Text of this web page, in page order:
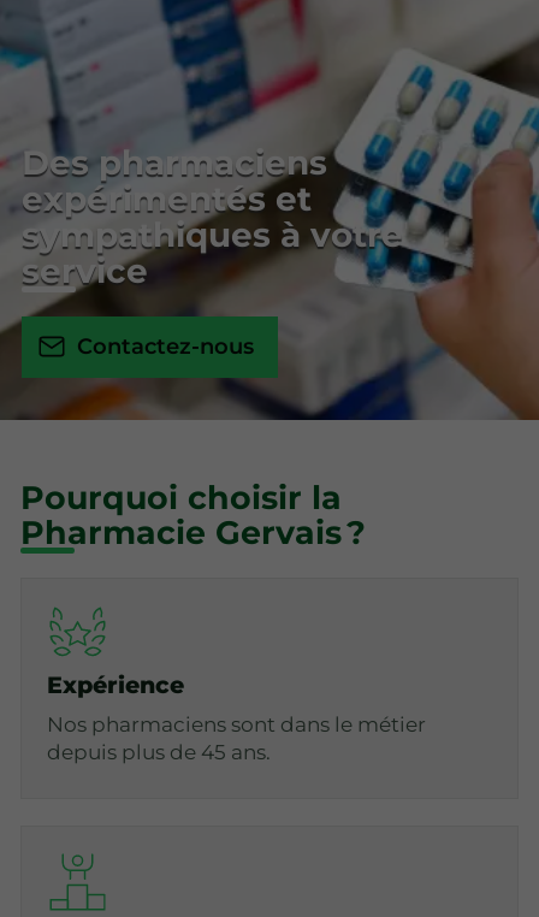
Des pharmaciens
expérimentés et
sympathiques à votre
service
Contactez-nous
Pourquoi choisir la
Pharmacie Gervais ?
Expérience
Nos pharmaciens sont dans le métier
depuis plus de 45 ans.